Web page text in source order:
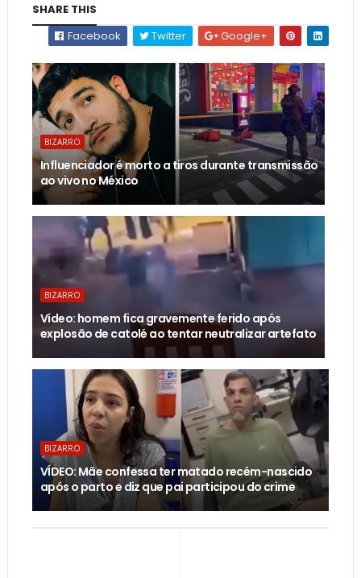
SHARE THIS
Facebook
Twitter Google+
BIZARRO
Influenciador é morto a tiros durante transmissão
ao vivo no México
BIZARRO
Vídeo: homem fica gravemente ferido após
explosão de catolé ao tentar neutralizar artefato
BIZARRO
VÍDEO: Mãe confessa ter matado recém-nascido
após o parto e diz que pai participou do crime